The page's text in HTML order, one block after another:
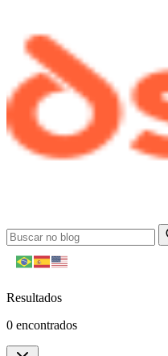
Resultados
0 encontrados